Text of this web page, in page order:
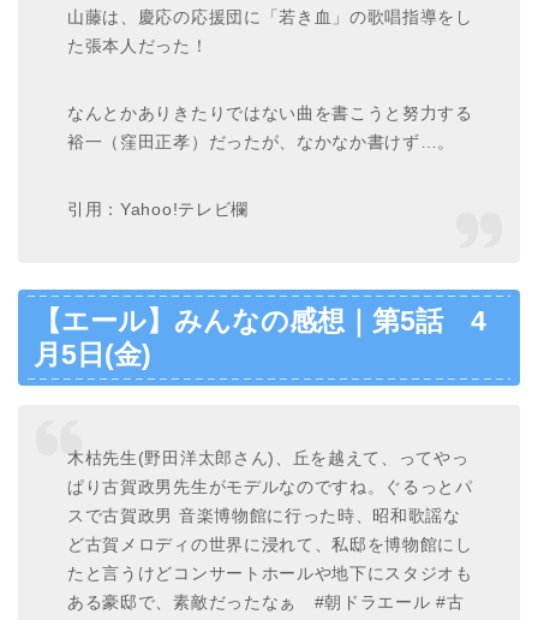
山藤は、慶応の応援団に「若き血」の歌唱指導をし
た張本人だった！
なんとかありきたりではない曲を書こうと努力する
裕一（窪田正孝）だったが、なかなか書けず…。
引用：Yahoo!テレビ欄
【エール】みんなの感想｜第5話 4
月5日(金)
木枯先生(野田洋太郎さん)、丘を越えて、ってやっ
ぱり古賀政男先生がモデルなのですね。ぐるっとパ
スで古賀政男 音楽博物館に行った時、昭和歌謡な
ど古賀メロディの世界に浸れて、私邸を博物館にし
たと言うけどコンサートホールや地下にスタジオも
ある豪邸で、素敵だったなぁ #朝ドラエール #古